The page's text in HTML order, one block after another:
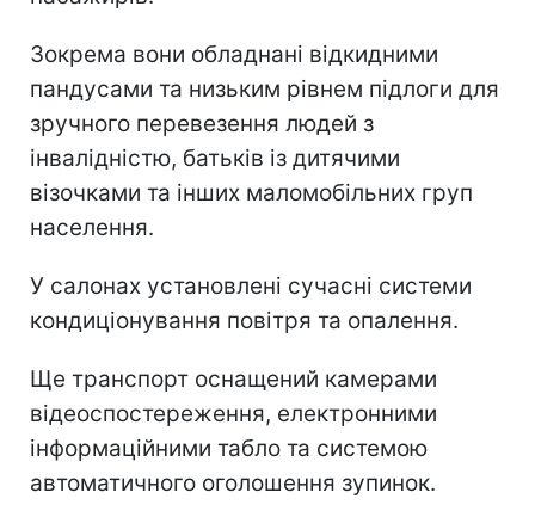
Зокрема вони обладнані відкидними
пандусами та низьким рівнем підлоги для
зручного перевезення людей з
інвалідністю, батьків із дитячими
візочками та інших маломобільних груп
населення.
У салонах установлені сучасні системи
кондиціонування повітря та опалення.
Ще транспорт оснащений камерами
відеоспостереження, електронними
інформаційними табло та системою
автоматичного оголошення зупинок.